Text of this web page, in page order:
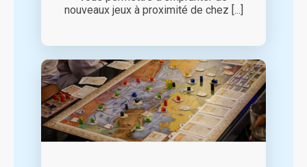
nouveaux jeux à proximité de chez [...]